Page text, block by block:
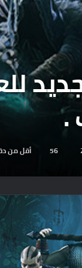
.
56 أقل من